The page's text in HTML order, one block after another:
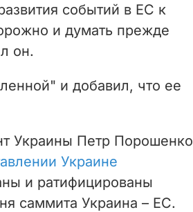
событий в ЕС к
и думать прежде
он.
и добавил, что ее
Украины Петр Порошенко
Украине
и ратифицированы
саммита Украина – ЕС.